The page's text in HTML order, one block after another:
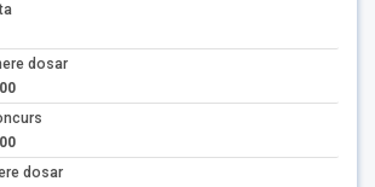
dosar
dosar